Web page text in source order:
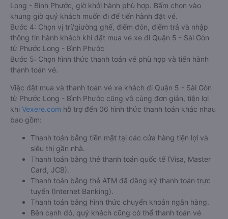
Long - Bình Phước, giờ khởi hành phù hợp. Bấm chọn vào
khung giờ quý khách muốn đi để tiến hành đặt vé.
Bước 4: Chọn vị trí/giường ghế, điểm đón, điểm trả và nhập
thông tin hành khách khi đặt mua vé xe đi Quận 5 - Sài Gòn
từ Phước Long - Bình Phước
Bước 5: Chọn hình thức thanh toán vé phù hợp và tiến hành
thanh toán vé.
Việc đặt mua và thanh toán vé xe khách đi Quận 5 - Sài Gòn
từ Phước Long - Bình Phước cũng vô cùng đơn giản, tiện lợi
khi Vexere.com hỗ trợ đến 06 hình thức thanh toán khác nhau
bao gồm:
Thanh toán bằng tiền mặt tại các cửa hàng tiện lợi và
siêu thị gần nhà.
Thanh toán bằng thẻ thanh toán quốc tế (Visa, Master
Card, JCB).
Thanh toán bằng thẻ ATM đã đăng ký thanh toán trực
tuyến (Internet Banking).
Thanh toán bằng hình thức chuyển khoản ngân hàng.
Bên cạnh đó, quý khách cũng có thể thanh toán vé